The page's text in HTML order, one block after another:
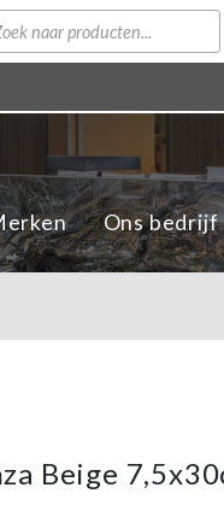
Ons bedrijf
Beige